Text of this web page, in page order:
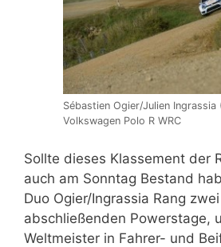
Sébastien Ogier/Julien Ingrassia
Volkswagen Polo R WRC
Sollte dieses Klassement der
auch am Sonntag Bestand
Duo Ogier/Ingrassia Rang
abschließenden Powerstage,
Weltmeister in Fahrer- und